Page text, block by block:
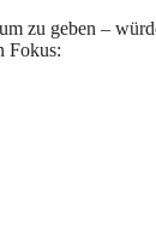
zu geben –
Fokus: